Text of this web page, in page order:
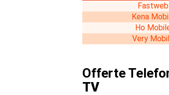
Fastweb
Kena
Ho
Very
Offerte
TV